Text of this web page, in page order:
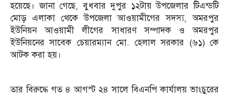
হয়েছে। জানা গেছে, বুধবার দুপুর ১২টায় উপজেলার টিএন্ডটি
মোড় এলাকা থেকে উপজেলা আওয়ামীগের সদস্য, অমরপুর
ইউনিয়ন আওয়ামী লীগের সাধারণ সম্পাদক ও অমরপুর
ইউনিয়নের সাবেক চেয়ারম্যান মো. হেলাল সরকার (৬১) কে
আটক করা হয়।
তার বিরুদ্ধে গত ৪ আগস্ট ২৪ সালে বিএনপি কার্যালয় ভাংচুরের